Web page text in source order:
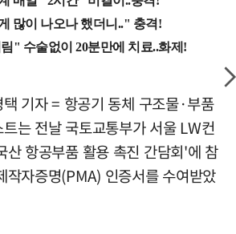
기자 = 항공기 동체 구조물·부품
는 전날 국토교통부가 서울 LW컨
산 항공부품 활용 촉진 간담회'에 참
작자증명(PMA) 인증서를 수여받았